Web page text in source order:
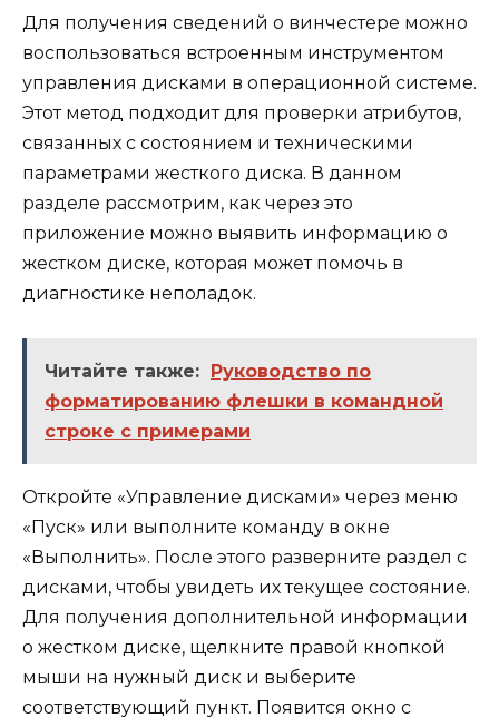
Для получения сведений о винчестере можно
воспользоваться встроенным инструментом
управления дисками в операционной системе.
Этот метод подходит для проверки атрибутов,
связанных с состоянием и техническими
параметрами жесткого диска. В данном
разделе рассмотрим, как через это
приложение можно выявить информацию о
жестком диске, которая может помочь в
диагностике неполадок.
Читайте также:
Руководство по
форматированию флешки в командной
строке с примерами
Откройте «Управление дисками» через меню
«Пуск» или выполните команду в окне
«Выполнить». После этого разверните раздел с
дисками, чтобы увидеть их текущее состояние.
Для получения дополнительной информации
о жестком диске, щелкните правой кнопкой
мыши на нужный диск и выберите
соответствующий пункт. Появится окно с